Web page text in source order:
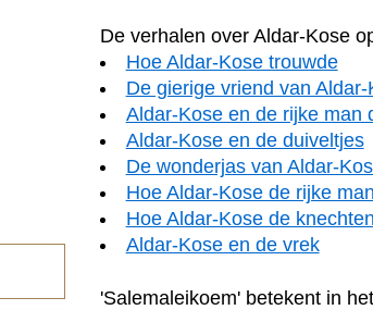
De verhalen over Aldar-Kose
Hoe Aldar-Kose trouwde
De gierige vriend van Aldar-
Aldar-Kose en de rijke man
Aldar-Kose en de duiveltjes
De wonderjas van Aldar-
Hoe Aldar-Kose de rijke
Hoe Aldar-Kose de
Aldar-Kose en de vrek
'Salemaleikoem' betekent in